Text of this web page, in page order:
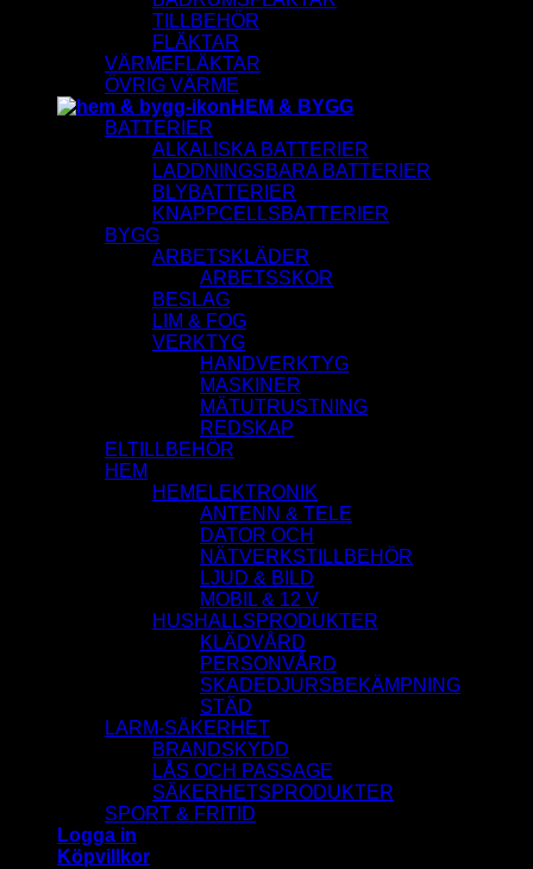
TILLBEHÖR
FLÄKTAR
VÄRMEFLÄKTAR
ÖVRIG VÄRME
HEM & BYGG
BATTERIER
ALKALISKA BATTERIER
LADDNINGSBARA BATTERIER
BLYBATTERIER
KNAPPCELLSBATTERIER
BYGG
ARBETSKLÄDER
ARBETSSKOR
BESLAG
LIM & FOG
VERKTYG
HANDVERKTYG
MASKINER
MÄTUTRUSTNING
REDSKAP
ELTILLBEHÖR
HEM
HEMELEKTRONIK
ANTENN & TELE
DATOR OCH
NÄTVERKSTILLBEHÖR
LJUD & BILD
MOBIL & 12 V
HUSHALLSPRODUKTER
KLÄDVÅRD
PERSONVÅRD
SKADEDJURSBEKÄMPNING
STÄD
LARM-SÄKERHET
BRANDSKYDD
LÅS OCH PASSAGE
SÄKERHETSPRODUKTER
SPORT & FRITID
Logga in
Köpvillkor